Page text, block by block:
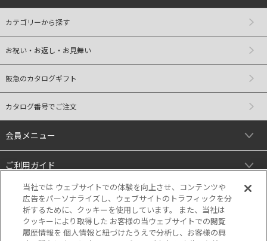
カテゴリーから探す
お祝い・お返し・お見舞い
阪急のカタログギフト
カタログ番号でご注文
会員メニュー
ご利用ガイド
リンク
当社では ウェブサイトでの体験を向上させ、コンテンツや
広告をパーソナライズし、ウェブサイトのトラフィックを分
析するために、クッキーを使用しています。 また、当社は
クッキーにより取得した お客様の当ウェブサイトでの閲覧
履歴情報を 個人情報と紐づけたうえで分析し、お客様の興